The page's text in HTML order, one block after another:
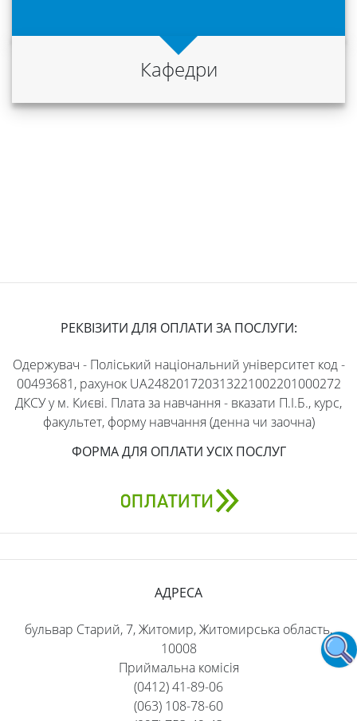
Кафедри
РЕКВІЗИТИ ДЛЯ ОПЛАТИ ЗА ПОСЛУГИ:
Одержувач - Поліський національний університет код -
00493681, рахунок UA248201720313221002201000272
ДКСУ у м. Києві. Плата за навчання - вказати П.І.Б., курс,
факультет, форму навчання (денна чи заочна)
ФОРМА ДЛЯ ОПЛАТИ УСІХ ПОСЛУГ
АДРЕСА
бульвар Старий, 7, Житомир, Житомирська область,
10008
Приймальна комісія
(0412) 41-89-06
(063) 108-78-60